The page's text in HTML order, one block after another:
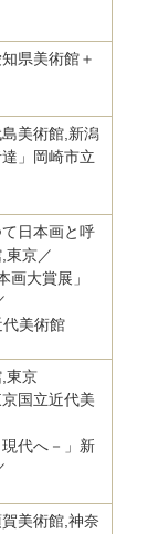
県美術館＋
島美術館,新潟
」岡崎市立
て日本画と呼
東京／
画大賞展」
美術館
,東京
国立近代美
現代へ－」新
美術館,神奈